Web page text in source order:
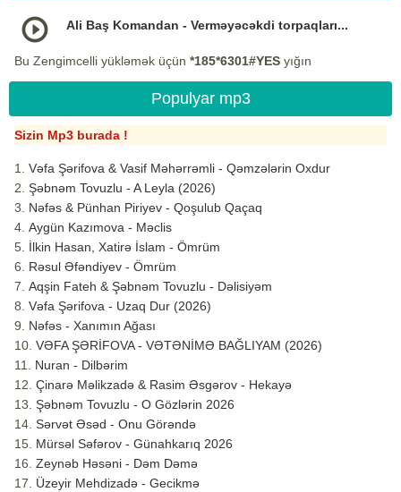
Ali Baş Komandan - Verməyəcəkdi torpaqları...
Bu Zengimcelli yükləmək üçün *185*6301#YES yığın
Populyar mp3
Sizin Mp3 burada !
Vəfa Şərifova & Vasif Məhərrəmli - Qəmzələrin Oxdur
Şəbnəm Tovuzlu - A Leyla (2026)
Nəfəs & Pünhan Piriyev - Qoşulub Qaçaq
Aygün Kazımova - Məclis
İlkin Hasan, Xatirə İslam - Ömrüm
Rəsul Əfəndiyev - Ömrüm
Aqşin Fateh & Şəbnəm Tovuzlu - Dəlisiyəm
Vəfa Şərifova - Uzaq Dur (2026)
Nəfəs - Xanımın Ağası
VƏFA ŞƏRİFOVA - VƏTƏNİMƏ BAĞLIYAM (2026)
Nuran - Dilbərim
Çinarə Məlikzadə & Rasim Əsgərov - Hekayə
Şəbnəm Tovuzlu - O Gözlərin 2026
Sərvət Əsəd - Onu Görəndə
Mürsəl Səfərov - Günahkarıq 2026
Zeynəb Həsəni - Dəm Dəmə
Üzeyir Mehdizadə - Gecikmə